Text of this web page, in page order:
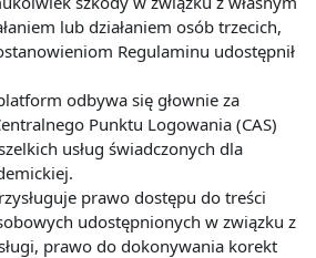
lub działaniem osób trzecich,
Regulaminu udostępnił
odbywa się głownie za
Punktu Logowania (CAS)
usług świadczonych dla
prawo dostępu do treści
udostępnionych w związku z
prawo do dokonywania korekt